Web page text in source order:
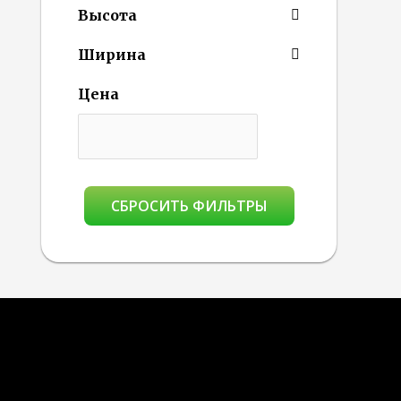
Высота
Ширина
Цена
СБРОСИТЬ ФИЛЬТРЫ